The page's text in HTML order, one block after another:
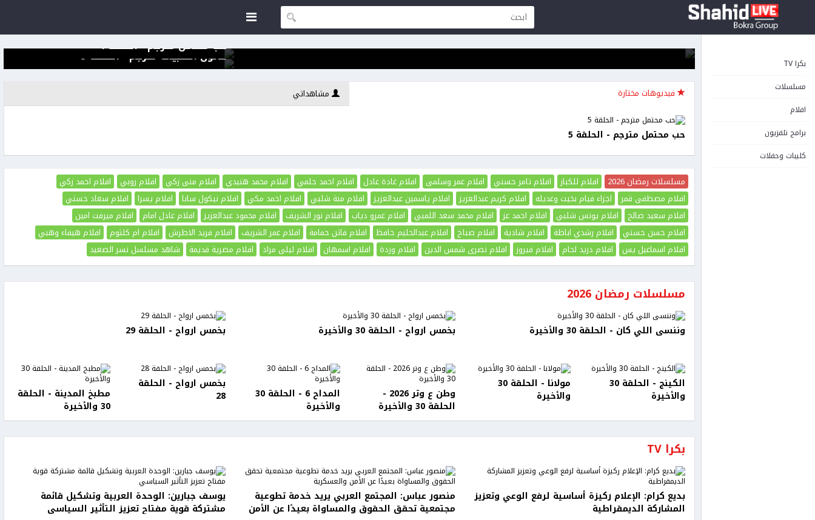
بكرا TV
مسلسلات
افلام
برامج تلفزيون
كليبات وحفلات
9 حب محتمل مترجم - الحلقة 4
قانون الطبيعة مترجم - الحلقة 5
فيديوهات مختارة مشاهداتي
حب محتمل مترجم - الحلقة 5
مسلسلات رمضان 2026 افلام للكبار افلام تامر حسني افلام عمر وسلمى افلام غادة عادل افلام احمد حلمي افلام محمد هنيدي افلام منى زكي افلام روبي
افلام احمد زكي
افلام مصطفى قمر
اجزاء فيام بخيت وعديله افلام كريم عبدالعزيز افلام ياسمين عبدالعزيز افلام منة شلبي افلام احمد مكي افلام نيكول سابا افلام يسرا
افلام سعاد حسني
افلام سعيد صالح
افلام يونس شلبي افلام احمد عز افلام محمد سعد اللمبي افلام عمرو دياب افلام نور الشريف افلام محمود عبدالعزيز افلام عادل امام
افلام ميرفت امين
افلام حسن حسني
افلام رشدي اباظة افلام شادية افلام صباح افلام عبدالحليم حافظ افلام فاتن حمامة افلام عمر الشريف افلام فريد الاطرش افلام ام كلثوم
افلام هيفاء وهبي
افلام اسماعيل يس
افلام دريد لحام افلام فيروز افلام نصرى شمس الدين افلام وردة افلام اسمهان افلام ليلى مراد افلام مصرية قديمة شاهد مسلسل نسر الصعيد
مسلسلات رمضان 2026
وننسى اللي كان - الحلقة 30 والأخيرة بخمس ارواح - الحلقة 30 والأخيرة بخمس ارواح - الحلقة 29
الكينج - الحلقة 30
والأخيرة
مولانا - الحلقة 30
والأخيرة وطن ع وتر 2026 -
الحلقة 30 والأخيرة
المداح 6 - الحلقة 30
والأخيرة
بخمس ارواح - الحلقة
28 مطبخ المدينة - الحلقة
30 والأخيرة
بكرا TV
بديع كرام: الإعلام ركيزة أساسية لرفع الوعي وتعزيز
المشاركة الديمقراطية
منصور عباس: المجتمع العربي يريد خدمة تطوعية
مجتمعية تحقق الحقوق والمساواة بعيدًا عن الأمن
يوسف جبارين: الوحدة العربية وتشكيل قائمة
مشتركة قوية مفتاح تعزيز التأثير السياسي